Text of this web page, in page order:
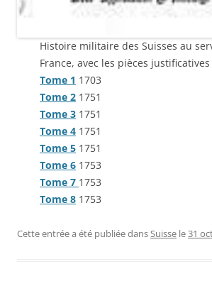
Histoire militaire des Suisses au
France, avec les pièces justificatives
Tome 1 1703
Tome 2 1751
Tome 3 1751
Tome 4 1751
Tome 5 1751
Tome 6 1753
Tome 7 1753
Tome 8 1753
Cette entrée a été publiée dansSuisse le31